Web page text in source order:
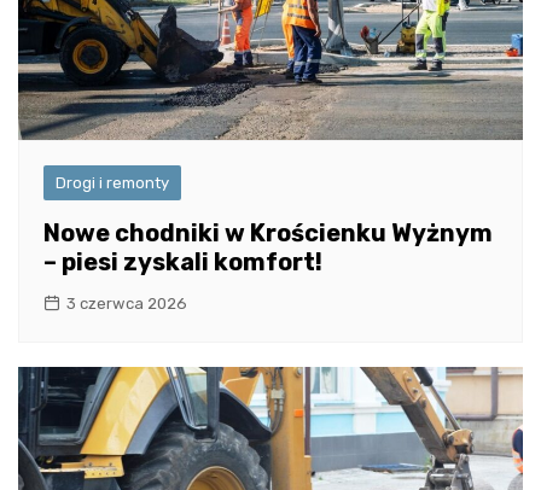
Drogi i remonty
Nowe chodniki w Krościenku Wyżnym
– piesi zyskali komfort!
3 czerwca 2026